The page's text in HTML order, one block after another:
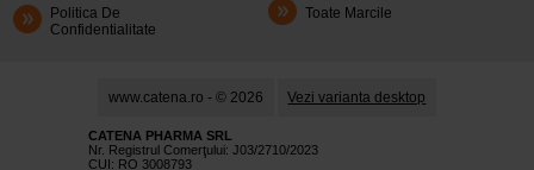
Politica De
Confidentialitate
Toate Marcile
www.catena.ro - © 2026 Vezi varianta desktop
CATENA PHARMA SRL
Nr. Registrul Comerţului: J03/2710/2023
CUI: RO 3008793